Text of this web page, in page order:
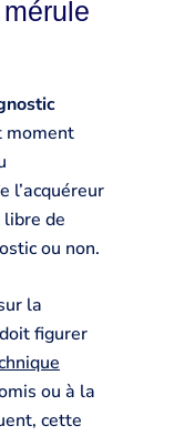
moment
l’acquéreur
de
ou non.
la
figurer
ou à la
cette